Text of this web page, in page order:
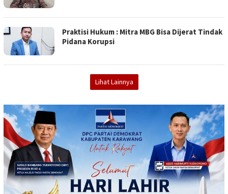
Praktisi Hukum : Mitra MBG Bisa Dijerat Tindak
Pidana Korupsi
Lihat Lainnya